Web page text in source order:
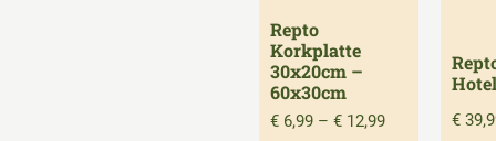
Repto
Korkplatte
30x20cm –
60x30cm
€ 6,99 – € 12,99 €